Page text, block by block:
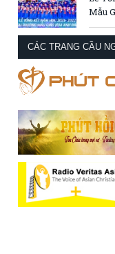
Mẫu
CÁC TRANG CẦU